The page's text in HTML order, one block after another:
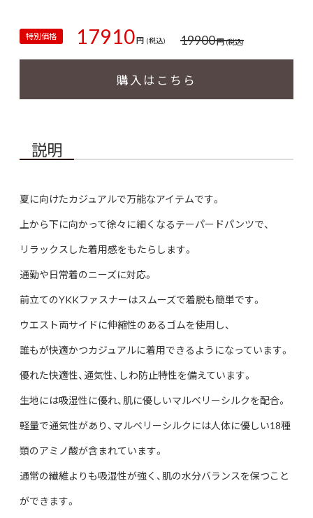
特別価格 17910円 (税込) 19900円(税込)
購入はこちら
説明
夏に向けたカジュアルで万能なアイテムです。
上から下に向かって徐々に細くなるテーパードパンツで、
リラックスした着用感をもたらします。
通勤や日常着のニーズに対応。
前立てのYKKファスナーはスムーズで着脱も簡単です。
ウエスト両サイドに伸縮性のあるゴムを使用し、
誰もが快適かつカジュアルに着用できるようになっています。
優れた快適性、通気性、しわ防止特性を備えています。
生地には吸湿性に優れ、肌に優しいマルベリーシルクを配合。
軽量で通気性があり、マルベリーシルクには人体に優しい18種
類のアミノ酸が含まれています。
通常の繊維よりも吸湿性が強く、肌の水分バランスを保つこと
ができます。